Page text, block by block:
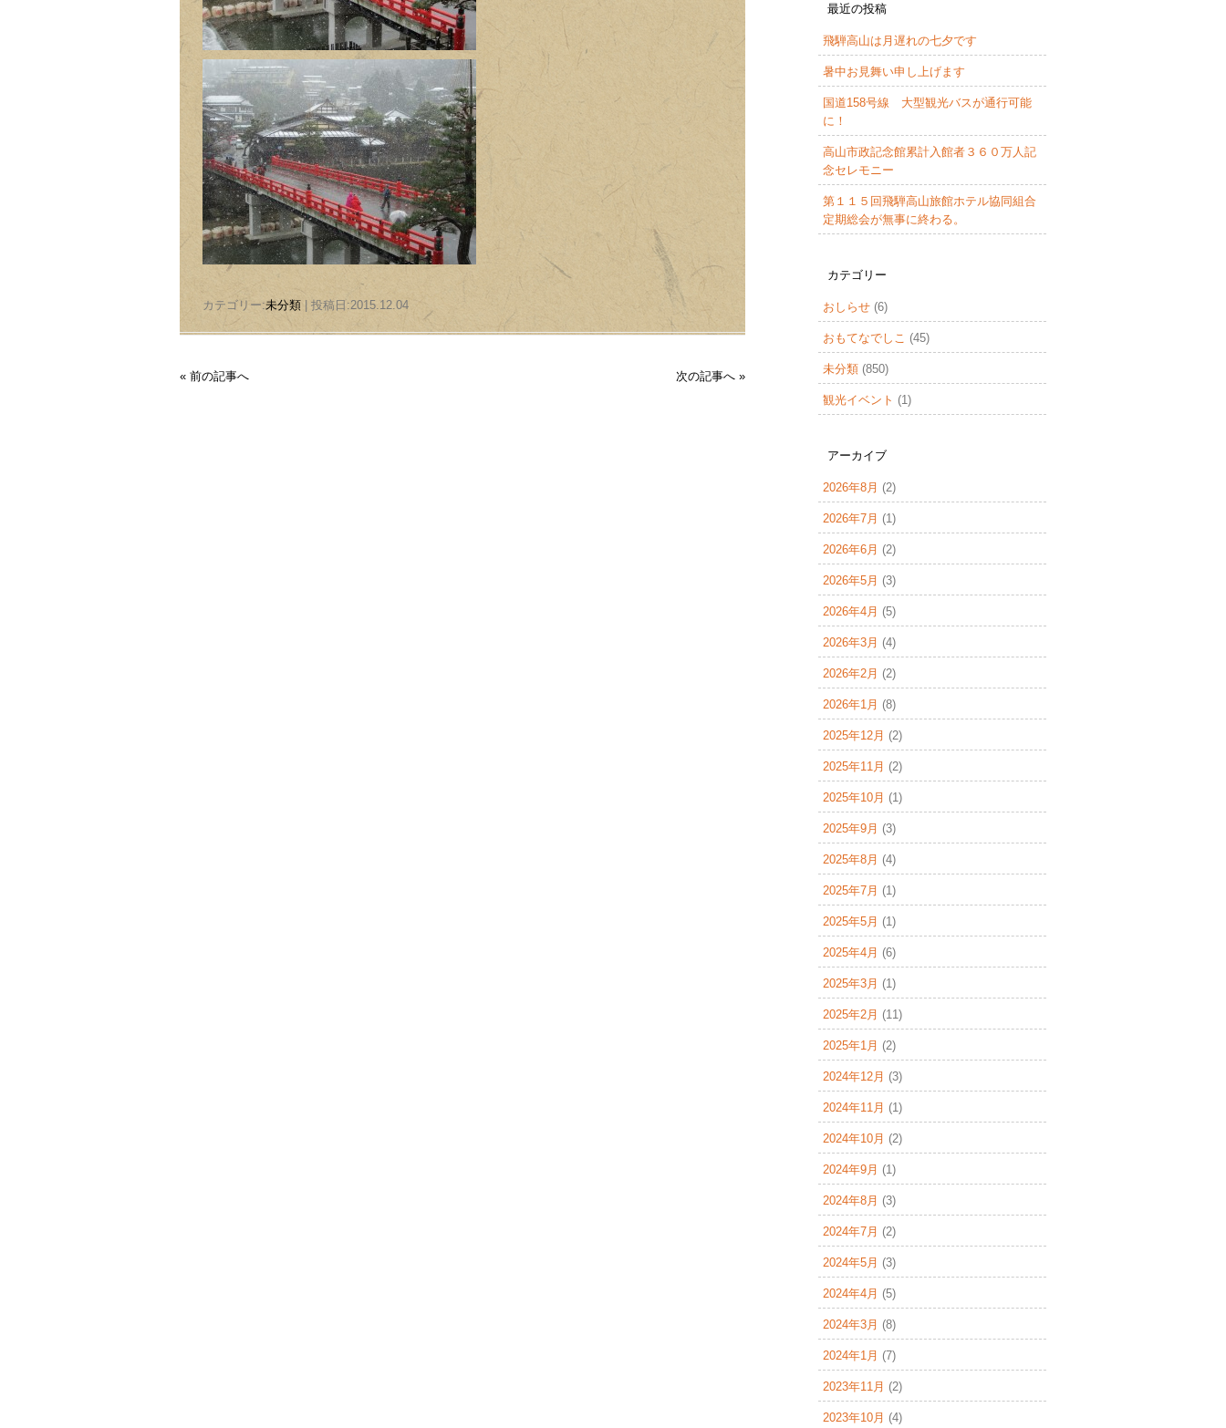
カテゴリー:未分類 | 投稿日:2015.12.04
« 前の記事へ 次の記事へ »
最近の投稿
飛騨高山は月遅れの七夕です
暑中お見舞い申し上げます
国道158号線 大型観光バスが通行可能
に！
高山市政記念館累計入館者３６０万人記
念セレモニー
第１１５回飛騨高山旅館ホテル協同組合
定期総会が無事に終わる。
カテゴリー
おしらせ (6)
おもてなでしこ (45)
未分類 (850)
観光イベント (1)
アーカイブ
2026年8月 (2)
2026年7月 (1)
2026年6月 (2)
2026年5月 (3)
2026年4月 (5)
2026年3月 (4)
2026年2月 (2)
2026年1月 (8)
2025年12月 (2)
2025年11月 (2)
2025年10月 (1)
2025年9月 (3)
2025年8月 (4)
2025年7月 (1)
2025年5月 (1)
2025年4月 (6)
2025年3月 (1)
2025年2月 (11)
2025年1月 (2)
2024年12月 (3)
2024年11月 (1)
2024年10月 (2)
2024年9月 (1)
2024年8月 (3)
2024年7月 (2)
2024年5月 (3)
2024年4月 (5)
2024年3月 (8)
2024年1月 (7)
2023年11月 (2)
2023年10月 (4)